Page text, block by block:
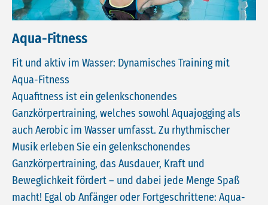
Aqua-Fitness
Fit und aktiv im Wasser: Dynamisches Training mit
Aqua-Fitness
Aquafitness ist ein gelenkschonendes
Ganzkörpertraining, welches sowohl Aquajogging als
auch Aerobic im Wasser umfasst. Zu rhythmischer
Musik erleben Sie ein gelenkschonendes
Ganzkörpertraining, das Ausdauer, Kraft und
Beweglichkeit fördert – und dabei jede Menge Spaß
macht! Egal ob Anfänger oder Fortgeschrittene: Aqua-